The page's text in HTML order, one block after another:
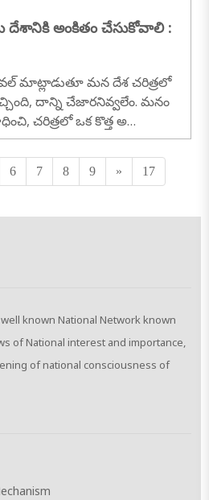
అంకితం చేసుకోవాలి :
మాట్లాడుతూ మన దేశ చరిత్రలో
దాన్ని చేజారనివ్వలేం. మనం
చరిత్రలో ఒక కొత్త అ
పూర్తి నమ్మకం ఉంది......
6 7 8 9 » 17
known National Network known
of National interest and importance,
of national consciousness of